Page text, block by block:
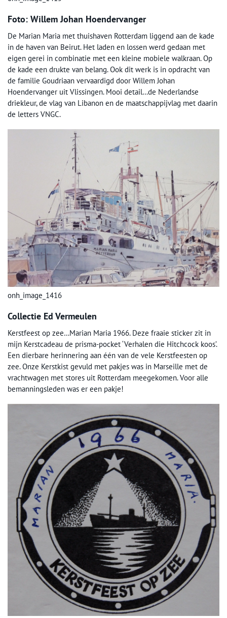
Foto: Willem Johan Hoendervanger
De Marian Maria met thuishaven Rotterdam liggend aan de kade
in de haven van Beirut. Het laden en lossen werd gedaan met
eigen gerei in combinatie met een kleine mobiele walkraan. Op
de kade een drukte van belang. Ook dit werk is in opdracht van
de familie Goudriaan vervaardigd door Willem Johan
Hoendervanger uit Vlissingen. Mooi detail…de Nederlandse
driekleur, de vlag van Libanon en de maatschappijvlag met daarin
de letters VNGC.
onh_image_1416
Collectie Ed Vermeulen
Kerstfeest op zee…Marian Maria 1966. Deze fraaie sticker zit in
mijn Kerstcadeau de prisma-pocket ‘Verhalen die Hitchcock koos’.
Een dierbare herinnering aan één van de vele Kerstfeesten op
zee. Onze Kerstkist gevuld met pakjes was in Marseille met de
vrachtwagen met stores uit Rotterdam meegekomen. Voor alle
bemanningsleden was er een pakje!